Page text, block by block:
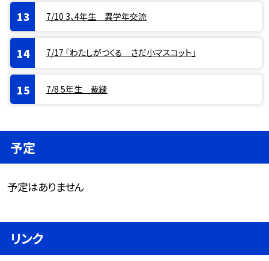
7/10 3、4年生 異学年交流
7/17 「わたしがつくる さだ小マスコット」
7/8 5年生 裁縫
予定
予定はありません
リンク